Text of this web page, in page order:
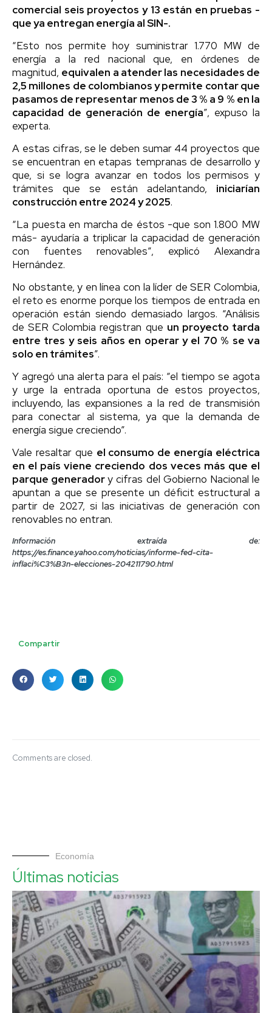
comercial seis proyectos y 13 están en pruebas -
que ya entregan energía al SIN-.
“Esto nos permite hoy suministrar 1.770 MW de
energía a la red nacional que, en órdenes de
magnitud, equivalen a atender las necesidades de
2,5 millones de colombianos y permite contar que
pasamos de representar menos de 3 % a 9 % en la
capacidad de generación de energía”, expuso la
experta.
A estas cifras, se le deben sumar 44 proyectos que
se encuentran en etapas tempranas de desarrollo y
que, si se logra avanzar en todos los permisos y
trámites que se están adelantando, iniciarían
construcción entre 2024 y 2025.
“La puesta en marcha de éstos -que son 1.800 MW
más- ayudaría a triplicar la capacidad de generación
con fuentes renovables”, explicó Alexandra
Hernández.
No obstante, y en línea con la líder de SER Colombia,
el reto es enorme porque los tiempos de entrada en
operación están siendo demasiado largos. “Análisis
de SER Colombia registran que un proyecto tarda
entre tres y seis años en operar y el 70 % se va
solo en trámites”.
Y agregó una alerta para el país: “el tiempo se agota
y urge la entrada oportuna de estos proyectos,
incluyendo, las expansiones a la red de transmisión
para conectar al sistema, ya que la demanda de
energía sigue creciendo”.
Vale resaltar que el consumo de energía eléctrica
en el país viene creciendo dos veces más que el
parque generadory cifras del Gobierno Nacional le
apuntan a que se presente un déficit estructural a
partir de 2027, si las iniciativas de generación con
renovables no entran.
Información extraída de:
https://es.finance.yahoo.com/noticias/informe-fed-cita-
inflaci%C3%B3n-elecciones-204211790.html
Compartir
Comments are closed.
Economía
Últimas noticias